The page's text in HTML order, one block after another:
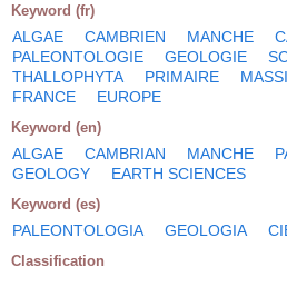
Keyword (fr)
ALGAE CAMBRIEN MANCHE
PALEONTOLOGIE
GEOLOGIE
THALLOPHYTA
PRIMAIRE
FRANCE
EUROPE
Keyword (en)
ALGAE CAMBRIAN MANCHE
GEOLOGY
EARTH SCIENCES
Keyword (es)
PALEONTOLOGIA GEOLOGIA
Classification